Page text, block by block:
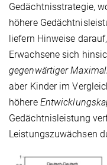
Gedächtnisstrategie,
höhere
liefern Hinweise
Erwachsene sich
gegenwärtiger
aber Kinder im
höhere
Gedächtnisleistung
Leistungszuwächsen